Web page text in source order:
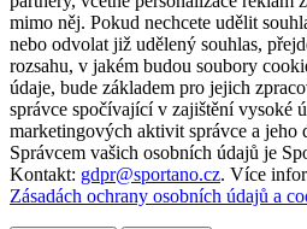
mimo něj. Pokud nechcete udělit
nebo odvolat již udělený souhlas,
rozsahu, v jakém budou soubory
údaje, bude základem pro jejich
správce spočívající v zajištění vysoké
marketingových aktivit správce a jeho
Správcem vašich osobních údajů je
Kontakt: gdpr@sportano.cz. Více
Zásadách ochrany osobních údajů a